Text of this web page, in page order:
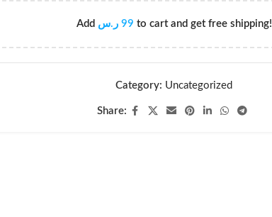
Add 99 ر.س to cart and get free shipping!
Category: Uncategorized
Share: